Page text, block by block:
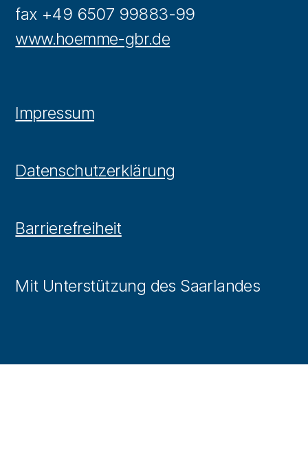
fax +49 6507 99883-99
www.hoemme-gbr.de
Impressum
Datenschutzerklärung
Barrierefreiheit
Mit Unterstützung des Saarlandes